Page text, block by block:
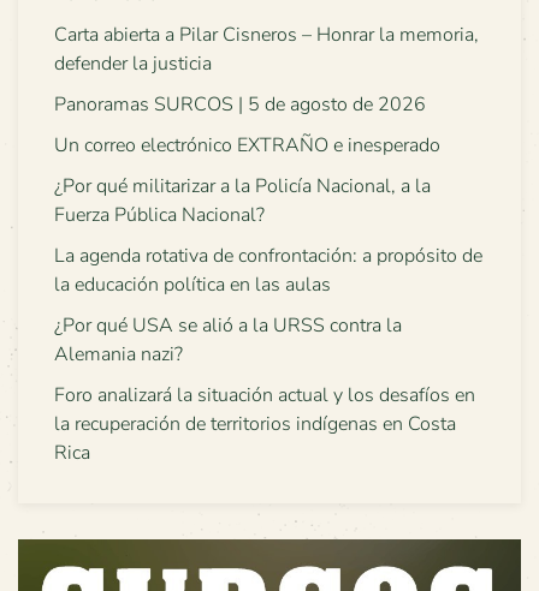
Carta abierta a Pilar Cisneros – Honrar la memoria,
defender la justicia
Panoramas SURCOS | 5 de agosto de 2026
Un correo electrónico EXTRAÑO e inesperado
¿Por qué militarizar a la Policía Nacional, a la
Fuerza Pública Nacional?
La agenda rotativa de confrontación: a propósito de
la educación política en las aulas
¿Por qué USA se alió a la URSS contra la
Alemania nazi?
Foro analizará la situación actual y los desafíos en
la recuperación de territorios indígenas en Costa
Rica